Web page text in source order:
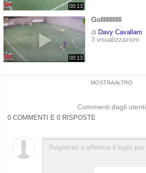
00:13
00:13
Gollllllllllllll
di Davy Cavallaro
3 visualizzazioni
MOSTRA ALTRO
Commenti dagli utenti
0 COMMENTI E 0 RISPOSTE